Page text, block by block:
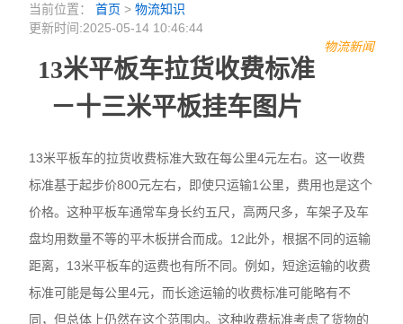
当前位置：首页 >物流知识
更新时间:2025-05-14 10:46:44
物流新闻
13米平板车拉货收费标准
－十三米平板挂车图片
13米平板车的拉货收费标准大致在每公里4元左右。这一收费
标准基于起步价800元左右，即使只运输1公里，费用也是这个
价格。这种平板车通常车身长约五尺，高两尺多，车架子及车
盘均用数量不等的平木板拼合而成。12此外，根据不同的运输
距离，13米平板车的运费也有所不同。例如，短途运输的收费
标准可能是每公里4元，而长途运输的收费标准可能略有不
同，但总体上仍然在这个范围内。这种收费标准考虑了货物的